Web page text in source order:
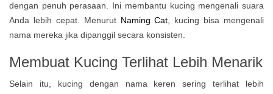
dengan penuh perasaan. Ini membantu kucing mengenali suara
Anda lebih cepat. Menurut Naming Cat , kucing bisa mengenali
nama mereka jika dipanggil secara konsisten.
Membuat Kucing Terlihat Lebih Menarik
Selain itu, kucing dengan nama keren sering terlihat lebih